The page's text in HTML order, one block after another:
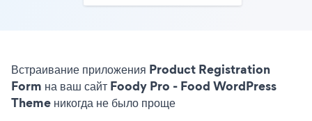
Встраивание приложения Product Registration
Form на ваш сайт Foody Pro - Food WordPress
Theme никогда не было проще